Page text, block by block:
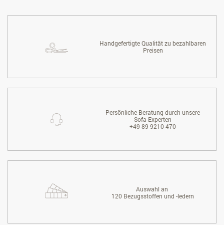
Handgefertigte Qualität zu bezahlbaren
Preisen
Persönliche Beratung durch unsere
Sofa-Experten
+49 89 9210 470
Auswahl an
120 Bezugsstoffen und -ledern